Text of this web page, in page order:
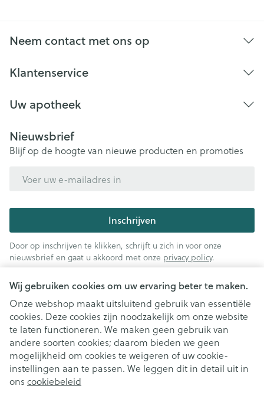
Wij gebruiken cookies om uw ervaring beter te maken.
Onze webshop maakt uitsluitend gebruik van essentiële
cookies. Deze cookies zijn noodzakelijk om onze website
te laten functioneren. We maken geen gebruik van
andere soorten cookies; daarom bieden we geen
mogelijkheid om cookies te weigeren of uw cookie-
instellingen aan te passen. We leggen dit in detail uit in
ons cookiebeleid
Neem contact met ons op
Klantenservice
Uw apotheek
Nieuwsbrief
Blijf op de hoogte van nieuwe producten en promoties
Inschrijven
Door op inschrijven te klikken, schrijft u zich in voor onze
nieuwsbrief en gaat u akkoord met onze privacy policy.
Juridische links